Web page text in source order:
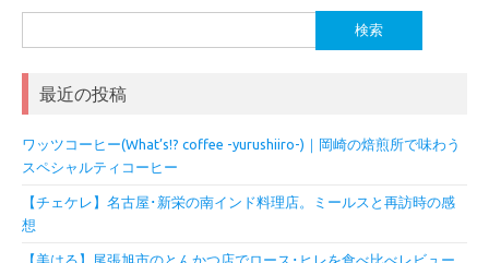
索:
最近の投稿
ワッツコーヒー(What’s!? coffee -yurushiiro-)｜岡崎の焙煎所で味わう
スペシャルティコーヒー
【チェケレ】名古屋･新栄の南インド料理店。ミールスと再訪時の感
想
【美はる】尾張旭市のとんかつ店でロース･ヒレを食べ比べレビュー